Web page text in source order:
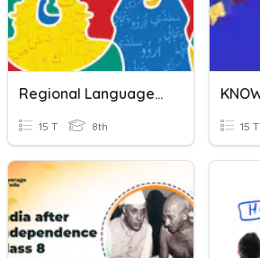
Regional Languages Of Pakistan
15 T 8th 15 T